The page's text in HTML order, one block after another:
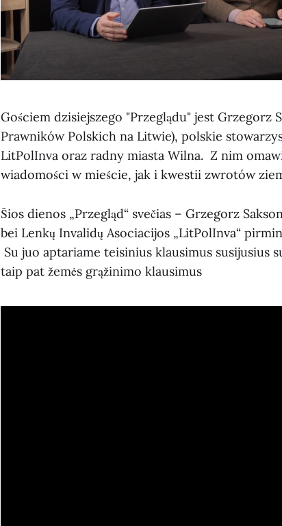
Gościem dzisiejszego "Przeglądu" jest Grzegorz
Prawników Polskich na Litwie), polskie
LitPolInva oraz radny miasta Wilna. Z nim
wiadomości w mieście, jak i kwestii zwrotów
Šios dienos „Przegląd“ svečias – Grzegorz
bei Lenkų Invalidų Asociacijos „LitPolInva“
Su juo aptariame teisinius klausimus susijusius
taip pat žemės grąžinimo klausimus